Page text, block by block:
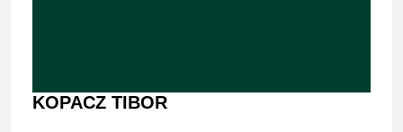
KOPACZ TIBOR